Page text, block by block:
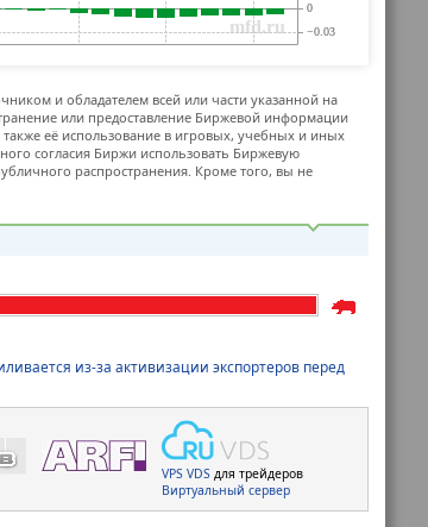
и обладателем всей или части указанной на
или предоставление Биржевой информации
её использование в игровых, учебных и иных
согласия Биржи использовать Биржевую
распространения. Кроме того, вы не
из-за активизации экспортеров перед
VPS VDS для трейдеров
Виртуальный сервер